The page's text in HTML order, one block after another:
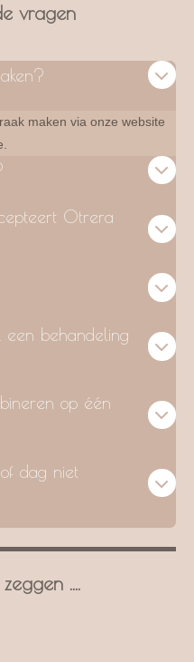
vragen
maken via onze website
Otrera
een behandeling
op één
dag niet
....